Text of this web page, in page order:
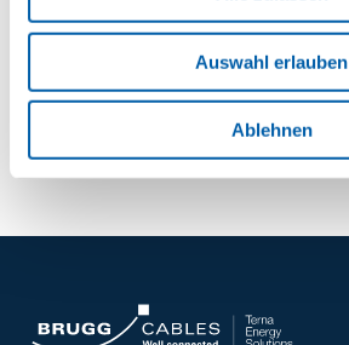
Auswahl erlauben
Ablehnen
Downloads
application/pdf (91 KB)